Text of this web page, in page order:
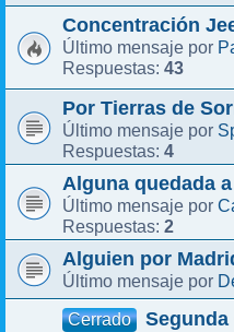
Concentración
Último mensaje por
Respuestas: 43
Por Tierras de
Último mensaje por
Respuestas: 4
Alguna quedada
Último mensaje por
Respuestas: 2
Alguien por
Último mensaje por
Cerrado